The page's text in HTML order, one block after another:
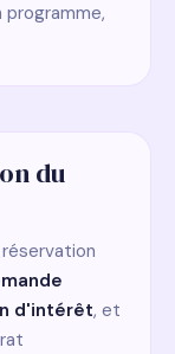
du
d'intérêt, et